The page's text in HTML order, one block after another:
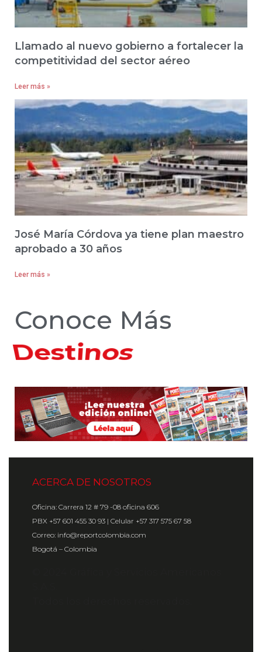
Llamado al nuevo gobierno a fortalecer la
competitividad del sector aéreo
Leer más »
José María Córdova ya tiene plan maestro
aprobado a 30 años
Leer más »
Conoce Más
Hoteles
ACERCA DE NOSOTROS
Oficina: Carrera 12 # 79 -08 oficina 606
PBX +57 601 455 30 93 | Celular +57 317 575 67 58
Correo: info@reportcolombia.com
Bogotá – Colombia